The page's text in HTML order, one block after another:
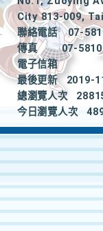
City 813-009,
聯絡電話
07-
傳真
07-
電子信箱
最後更新
2019-
總瀏覽人次
今日瀏覽人次